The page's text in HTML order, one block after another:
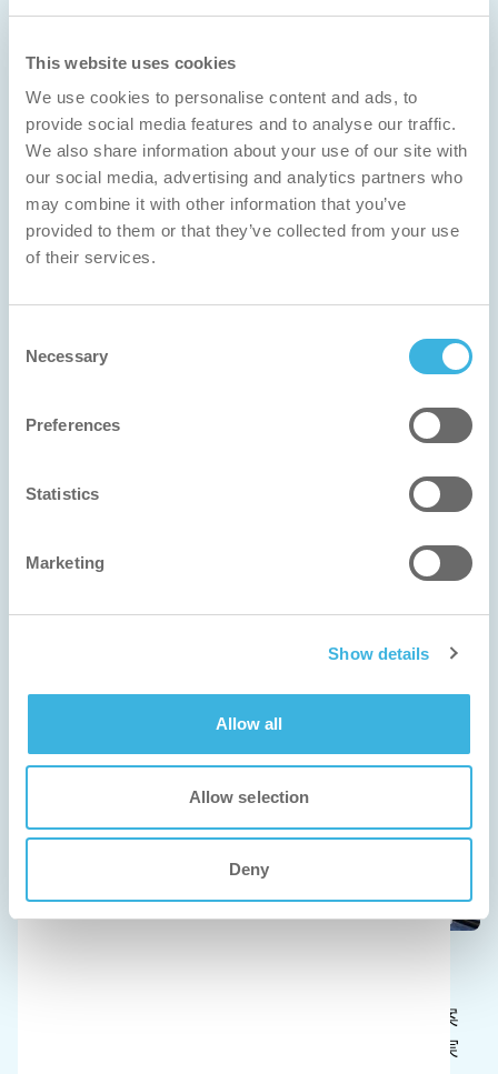
This website uses cookies
We use cookies to personalise content and ads, to
provide social media features and to analyse our traffic.
We also share information about your use of our site with
our social media, advertising and analytics partners who
may combine it with other information that you’ve
provided to them or that they’ve collected from your use
of their services.
Selection
Necessary
Preferences
Statistics
Marketing
Show details
Allow all
Allow selection
Deny
イベント
i-teamが参加する世界各地の展示会・見本市の
予定です。
プロフェッショナルクリーニングとi-team製品
職場での快適性と安全性を促進するために考案
された、クリーニング師のための人間工学的実